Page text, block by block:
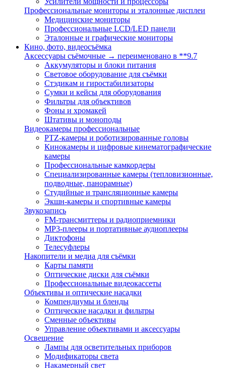
Профессиональные мониторы и эталонные дисплеи
Медицинские мониторы
Профессиональные LCD/LED панели
Эталонные и графические мониторы
Кино, фото, видеосъёмка
Аксессуары съёмочные → переименовано в **9.7
Аккумуляторы и блоки питания
Световое оборудование для съёмки
Стэдикам и гиростабилизаторы
Сумки и кейсы для оборудования
Фильтры для объективов
Фоны и хромакей
Штативы и моноподы
Видеокамеры профессиональные
PTZ-камеры и роботизированные головы
Кинокамеры и цифровые кинематографические
камеры
Профессиональные камкордеры
Специализированные камеры (тепловизионные,
подводные, панорамные)
Студийные и трансляционные камеры
Экшн-камеры и спортивные камеры
Звукозапись
FM-трансмиттеры и радиоприемники
MP3-плееры и портативные аудиоплееры
Диктофоны
Телесуфлеры
Накопители и медиа для съёмки
Карты памяти
Оптические диски для съёмки
Профессиональные видеокассеты
Объективы и оптические насадки
Компендиумы и бленды
Оптические насадки и фильтры
Сменные объективы
Управление объективами и аксессуары
Освещение
Лампы для осветительных приборов
Модификаторы света
Накамерный свет